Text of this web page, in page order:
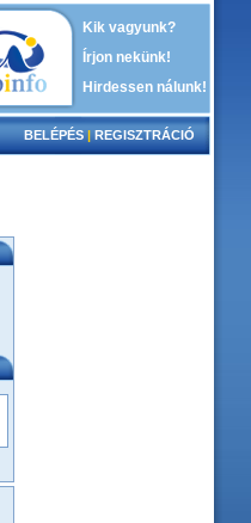
Kik vagyunk?
Írjon nekünk!
Hirdessen nálunk!
BELÉPÉS | REGISZTRÁCIÓ